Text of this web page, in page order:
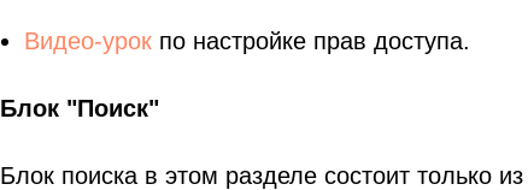
Видео-урок по настройке прав доступа.
Блок "Поиск"
Блок поиска в этом разделе состоит только